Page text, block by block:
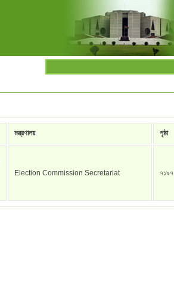
মন্ত্রণালয় পৃষ্ঠা
Election Commission Secretariat ৭১৯৭